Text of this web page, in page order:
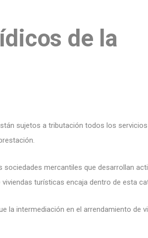
de la
sujetos a tributación todos los
mercantiles que desarrollan
turísticas encaja dentro de esta
la intermediación en el arrendamiento de